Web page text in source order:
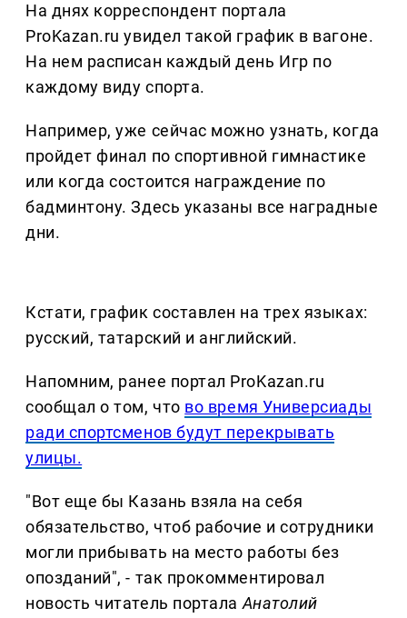
На днях корреспондент портала
ProKazan.ru увидел такой график в вагоне.
На нем расписан каждый день Игр по
каждому виду спорта.
Например, уже сейчас можно узнать, когда
пройдет финал по спортивной гимнастике
или когда состоится награждение по
бадминтону. Здесь указаны все наградные
дни.
Кстати, график составлен на трех языках:
русский, татарский и английский.
Напомним, ранее портал ProKazan.ru
сообщал о том, что во время Универсиады
ради спортсменов будут перекрывать
улицы.
"Вот еще бы Казань взяла на себя
обязательство, чтоб рабочие и сотрудники
могли прибывать на место работы без
опозданий", - так прокомментировал
новость читатель портала Анатолий